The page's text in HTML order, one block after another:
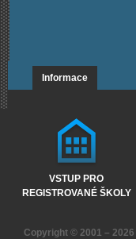
Informace
VSTUP PRO
REGISTROVANÉ ŠKOLY
Copyright © 2001 – 2026